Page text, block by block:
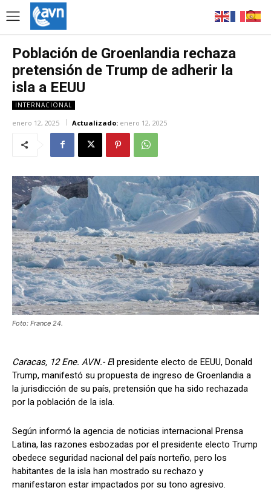
Población de Groenlandia rechaza
pretensión de Trump de adherir la
isla a EEUU
INTERNACIONAL
enero 12, 2025 Actualizado: enero 12, 2025
Foto: France 24.
Caracas, 12 Ene. AVN.- El presidente electo de EEUU, Donald
Trump, manifestó su propuesta de ingreso de Groenlandia a
la jurisdicción de su país, pretensión que ha sido rechazada
por la población de la isla.
Según informó la agencia de noticias internacional Prensa
Latina, las razones esbozadas por el presidente electo Trump
obedece seguridad nacional del país norteño, pero los
habitantes de la isla han mostrado su rechazo y
manifestaron estar impactados por su tono agresivo.